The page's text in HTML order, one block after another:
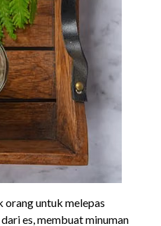
orang untuk melepas
es, membuat minuman